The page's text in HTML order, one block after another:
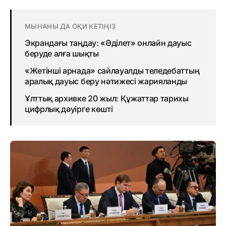
МЫНАНЫ ДА ОҚИ КЕТІҢІЗ
Экрандағы таңдау: «Әділет» онлайн дауыс
беруде алға шықты
«Жетінші арнада» сайлауалды теледебаттың
аралық дауыс беру нәтижесі жарияланды
Ұлттық архивке 20 жыл: Құжаттар тарихы
цифрлық дәуірге көшті